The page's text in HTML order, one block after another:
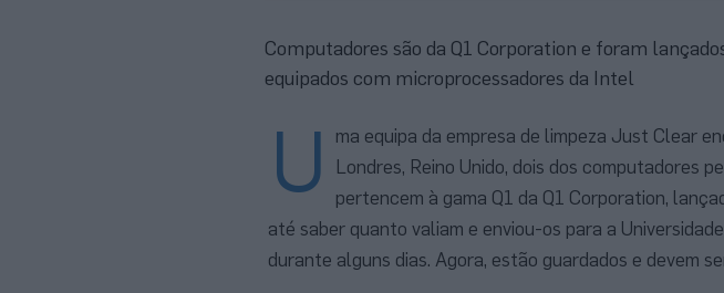
Computadores são da Q1 Corporation e foram
equipados com microprocessadores da Intel
U
ma equipa da empresa de limpeza Just Clear
Londres, Reino Unido, dois dos computadores
pertencem à gama Q1 da Q1 Corporation,
até saber quanto valiam e enviou-os para a
durante alguns dias. Agora, estão guardados e devem